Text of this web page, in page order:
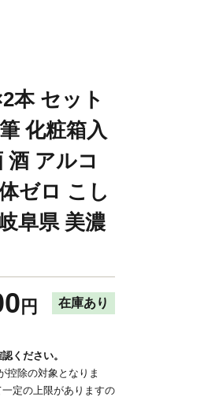
本 セット
化粧箱入
酒 アルコ
ゼロ こし
阜県 美濃
円 在庫あり
ください。
控除の対象となりま
定の上限がありますの